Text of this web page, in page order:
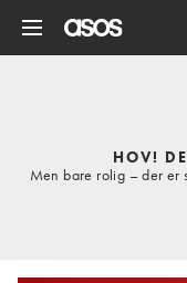
HOV!
Men bare rolig – der er